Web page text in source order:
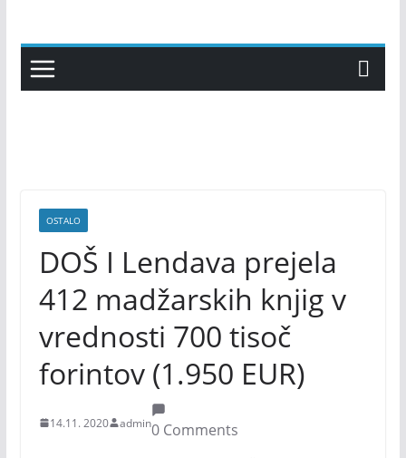
content
OSTALO
DOŠ I Lendava prejela
412 madžarskih knjig v
vrednosti 700 tisoč
forintov (1.950 EUR)
14.11. 2020 admin0 Comments